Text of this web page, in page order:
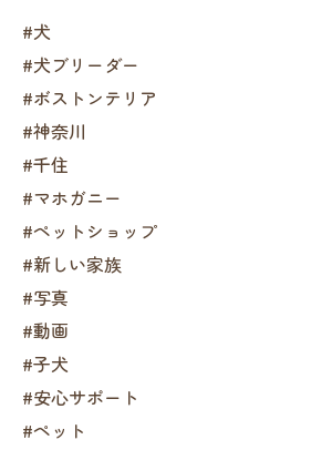
#犬
#犬ブリーダー
#ボストンテリア
#神奈川
#千住
#マホガニー
#ペットショップ
#新しい家族
#写真
#動画
#子犬
#安心サポート
#ペット